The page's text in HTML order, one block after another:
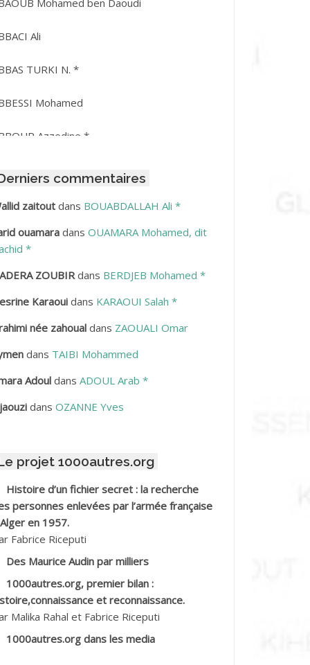
Ali
TURKI N. *
Mohamed
Azzedine *
Amar
Hamid
Mohamed
Lakhdar
Haciba
Mohamed Hamoud*
Mohamed *
Ahmed
Mohamed ben Kaddour
Kouider
Ahmed dit le Coiffeur
Mohamed
commentaires
zaitoutdans BOUABDALLAH Ali *
ouamaradans OUAMARA Mohamed, dit
*
ZOUBIRdans BERDJEB Mohamed *
Karaouidans KARAOUI Salah *
née zahoualdans ZAOUALI Omar
dans TAIBI Mohammed
Adouldans ADOUL Arab *
dans OZANNE Yves
projet 1000autres.org
Histoire d’un fichier secret : la recherche
personnes enlevées par l’armée française
en 1957.
Fabrice Riceputi
Des Maurice Audin par milliers
1000autres.org, premier bilan :
et reconnaissance.
Malika Rahal et Fabrice Riceputi
1000autres.org dans les media